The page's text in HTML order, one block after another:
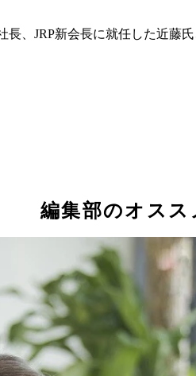
辺康治社長、JRP新会長に就
、JRP新会長に就任した近
編集部のオスス